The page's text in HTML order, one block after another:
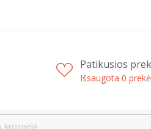
Patikusios
Išsaugota 0